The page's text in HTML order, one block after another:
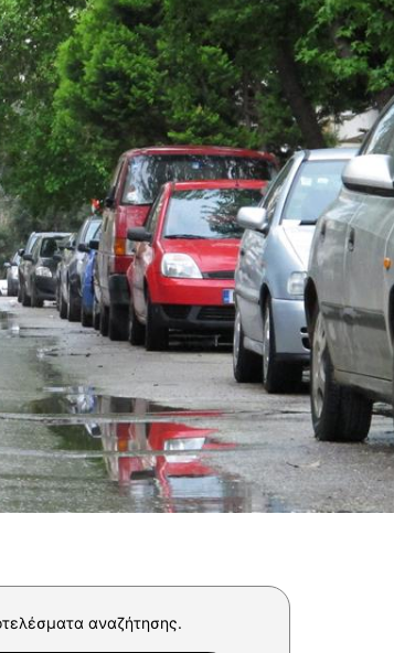
αναζήτησης.